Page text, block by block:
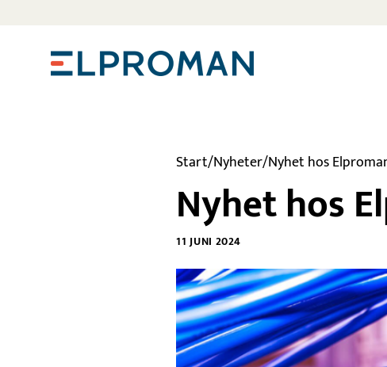
Start/Nyheter/Nyhet hos
Nyhet hos
11 JUNI 2024